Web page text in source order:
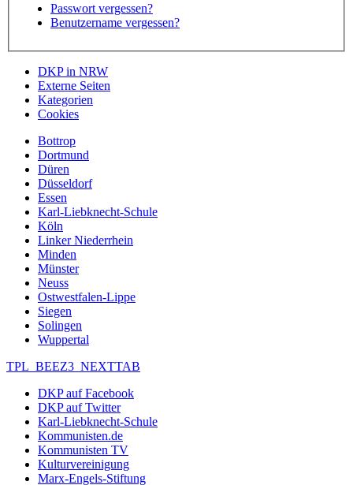
Passwort vergessen?
Benutzername vergessen?
DKP in NRW
Externe Seiten
Kategorien
Cookies
Bottrop
Dortmund
Düren
Düsseldorf
Essen
Karl-Liebknecht-Schule
Köln
Linker Niederrhein
Minden
Münster
Neuss
Ostwestfalen-Lippe
Siegen
Solingen
Wuppertal
TPL_BEEZ3_NEXTTAB
DKP auf Facebook
DKP auf Twitter
Karl-Liebknecht-Schule
Kommunisten.de
Kommunisten TV
Kulturvereinigung
Marx-Engels-Stiftung